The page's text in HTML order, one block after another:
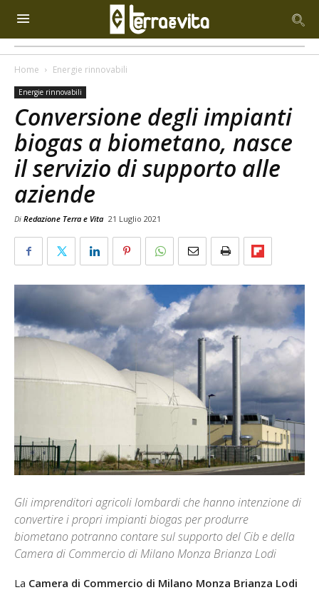
Home Energie rinnovabili
Energie rinnovabili
Conversione degli impianti
biogas a biometano, nasce
il servizio di supporto alle
aziende
Di Redazione Terra e Vita 21 Luglio 2021
Gli imprenditori agricoli lombardi che hanno intenzione di
convertire i propri impianti biogas per produrre
biometano potranno contare sul supporto del Cib e della
Camera di Commercio di Milano Monza Brianza Lodi
La Camera di Commercio di Milano Monza Brianza Lodi